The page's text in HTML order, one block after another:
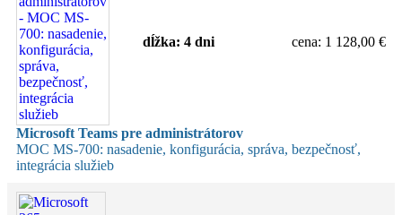
Microsoft Teams pre administrátorov
MOC MS-700: nasadenie, konfigurácia, správa, bezpečnosť,
integrácia služieb
dĺžka: 4 dni cena: 1 128,00 €